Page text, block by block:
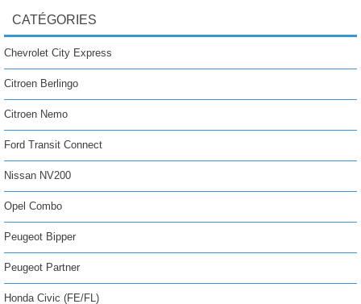
CATÉGORIES
Chevrolet City Express
Citroen Berlingo
Citroen Nemo
Ford Transit Connect
Nissan NV200
Opel Combo
Peugeot Bipper
Peugeot Partner
Honda Civic (FE/FL)